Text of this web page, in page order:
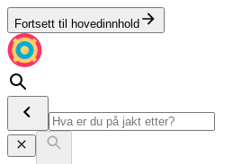
Fortsett til hovedinnhold